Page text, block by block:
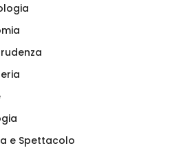
e Spettacolo